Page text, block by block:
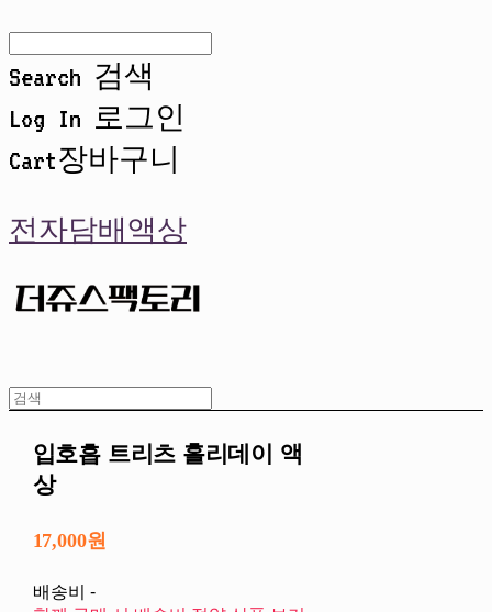
Search 검색
Log In 로그인
Cart장바구니
전자담배액상
입호흡 트리츠 홀리데이 액
상
17,000원
배송비 -